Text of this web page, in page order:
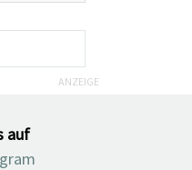
ANZEIGE
auf